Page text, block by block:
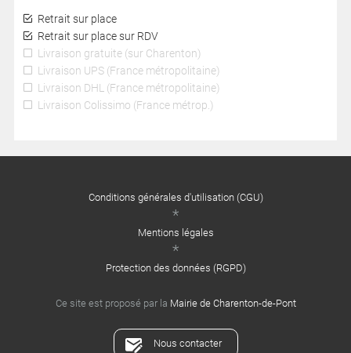
Retrait sur place
Retrait sur place sur RDV
Livraison gratuite (sur Charenton)
Livraison UPS (France métropolitaine)
Livraison DHL (France métropolitaine)
Livraison Colissimo (France métrop.)
Conditions générales d'utilisation (CGU)
Mentions légales
Protection des données (RGPD)
Ce site est proposé par la Mairie de Charenton-de-Pont
Nous contacter